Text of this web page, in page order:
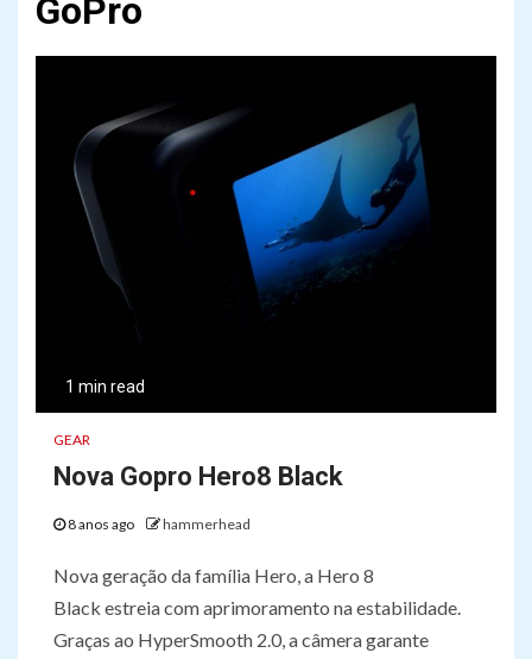
GoPro
1 min read
GEAR
Nova Gopro Hero8 Black
8 anos ago hammerhead
Nova geração da família Hero, a Hero 8
Black estreia com aprimoramento na estabilidade.
Graças ao HyperSmooth 2.0, a câmera garante